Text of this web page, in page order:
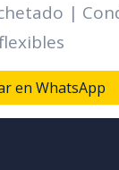
|
en WhatsApp